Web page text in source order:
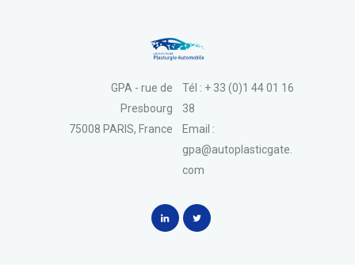
Tél : + 33 (0)1 44 01 16
38
Email :
gpa@autoplasticgate.
com
GPA - rue de
Presbourg
75008 PARIS, France